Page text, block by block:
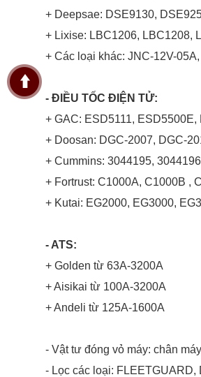
+ Deepsae: DSE9130,
+ Lixise: LBC1206, LBC1208,
+ Các loại khác: JNC-12V-
- ĐIỀU TỐC ĐIỆN TỬ:
+ GAC: ESD5111,
+ Doosan: DGC-2007, DGC-
+ Cummins: 3044195,
+ Fortrust: C1000A, C1000B ,
+ Kutai: EG2000, EG3000,
- ATS:
+ Golden từ 63A-3200A
+ Aisikai từ 100A-3200A
+ Andeli từ 125A-1600A
- Vật tư đóng vỏ máy: chân
- Lọc các loại: